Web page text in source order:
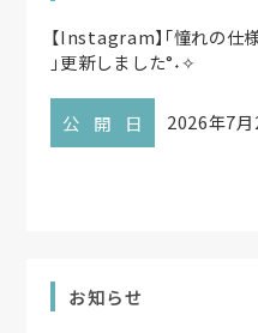
【Instagram】
「憧れの仕
」更新しました°˖✧
公開日 2026年7月
お知らせ